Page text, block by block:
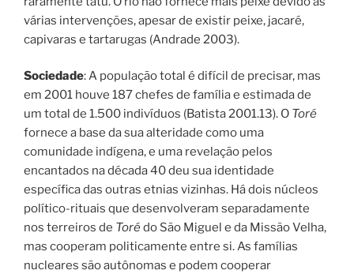
várias intervenções, apesar de existir peixe, jacaré,
capivaras e tartarugas (Andrade 2003).
Sociedade: A população total é difícil de precisar, mas
em 2001 houve 187 chefes de família e estimada de
um total de 1.500 indivíduos (Batista 2001.13). O Toré
fornece a base da sua alteridade como uma
comunidade indígena, e uma revelação pelos
encantados na década 40 deu sua identidade
específica das outras etnias vizinhas. Há dois núcleos
político-rituais que desenvolveram separadamente
nos terreiros de Torédo São Miguel e da Missão Velha,
mas cooperam politicamente entre si. As famílias
nucleares são autônomas e podem cooperar